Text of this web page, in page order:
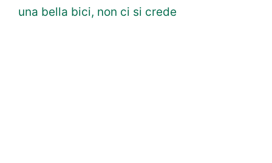
una bella bici, non ci si crede